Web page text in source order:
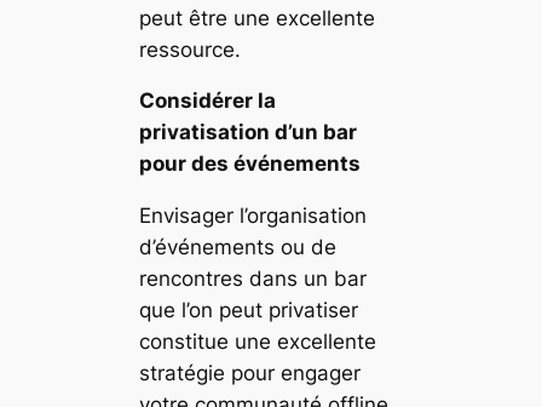
peut être une excellente
ressource.
Considérer la
privatisation d’un bar
pour des événements
Envisager l’organisation
d’événements ou de
rencontres dans un bar
que l’on peut privatiser
constitue une excellente
stratégie pour engager